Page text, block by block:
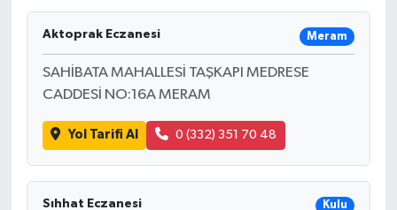
Aktoprak Eczanesi Meram
SAHİBATA MAHALLESİ TAŞKAPI MEDRESE
CADDESİ NO:16A MERAM
Yol Tarifi Al 0 (332) 351 70 48
Sıhhat Eczanesi Kulu